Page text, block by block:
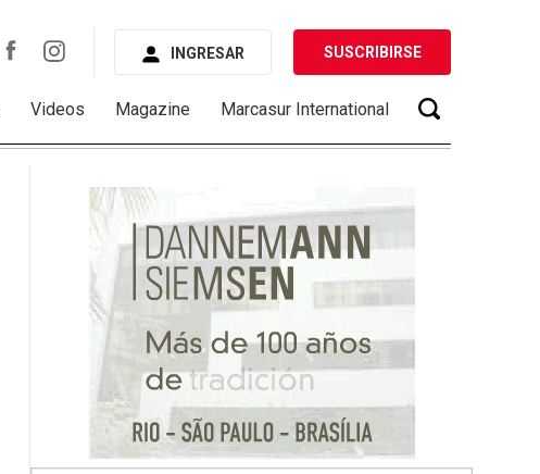
INGRESAR SUSCRIBIRSE
Videos Magazine Marcasur International